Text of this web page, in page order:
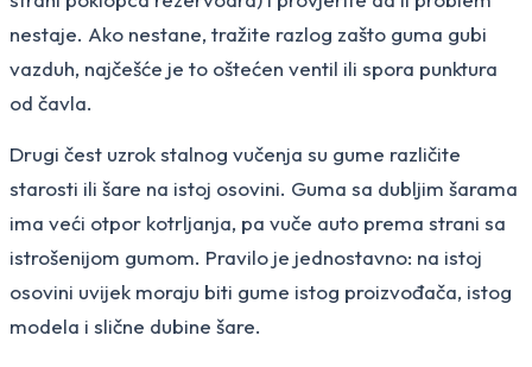
nestaje. Ako nestane, tražite razlog zašto guma gubi
vazduh, najčešće je to oštećen ventil ili spora punktura
od čavla.
Drugi čest uzrok stalnog vučenja su gume različite
starosti ili šare na istoj osovini. Guma sa dubljim šarama
ima veći otpor kotrljanja, pa vuče auto prema strani sa
istrošenijom gumom. Pravilo je jednostavno: na istoj
osovini uvijek moraju biti gume istog proizvođača, istog
modela i slične dubine šare.